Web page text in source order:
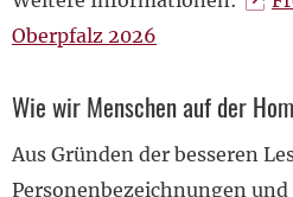
Oberpfalz 2026
Wie wir Menschen auf der
Aus Gründen der besseren
Personenbezeichnungen